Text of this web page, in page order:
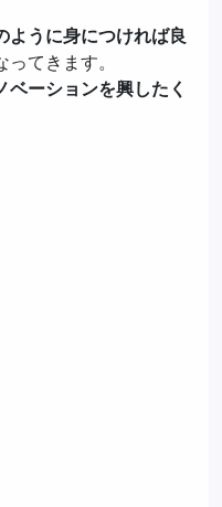
ように身につければ良
てきます。
ベーションを興したく